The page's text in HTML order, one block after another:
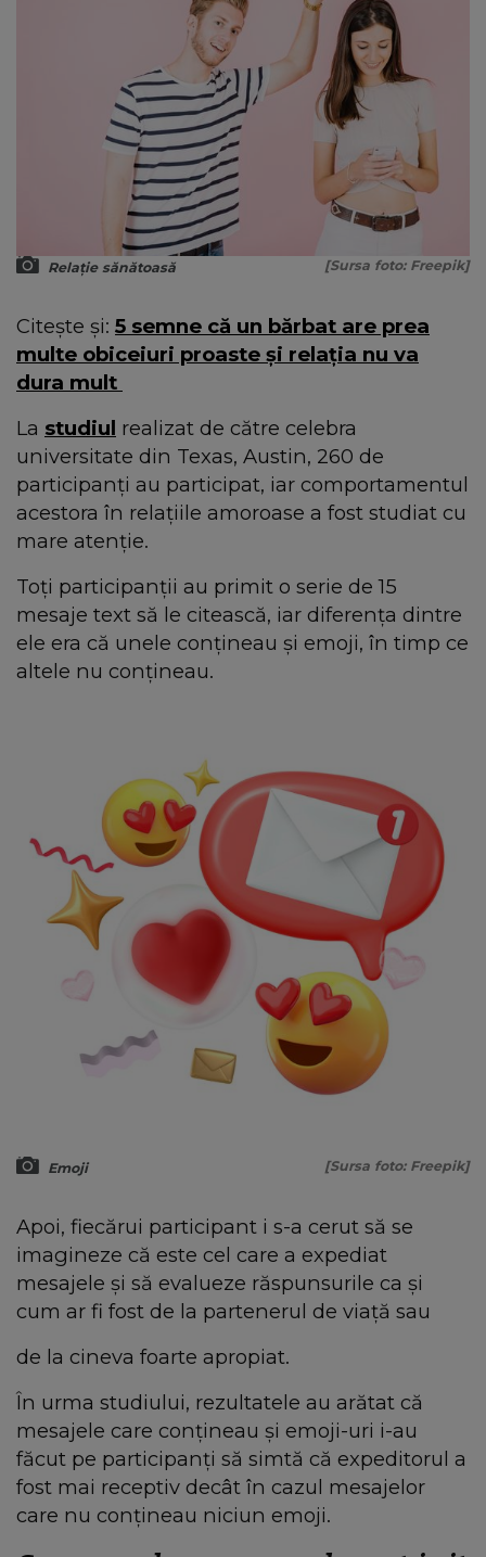
Relație sănătoasă [Sursa foto: Freepik]
Citește și: 5 semne că un bărbat are prea
multe obiceiuri proaste și relația nu va
dura mult
La studiul realizat de către celebra
universitate din Texas, Austin, 260 de
participanți au participat, iar comportamentul
acestora în relațiile amoroase a fost studiat cu
mare atenție.
Toți participanții au primit o serie de 15
mesaje text să le citească, iar diferența dintre
ele era că unele conțineau și emoji, în timp ce
altele nu conțineau.
Emoji [Sursa foto: Freepik]
Apoi, fiecărui participant i s-a cerut să se
imagineze că este cel care a expediat
mesajele și să evalueze răspunsurile ca și
cum ar fi fost de la partenerul de viață sau
de la cineva foarte apropiat.
În urma studiului, rezultatele au arătat că
mesajele care conțineau și emoji-uri i-au
făcut pe participanți să simtă că expeditorul a
fost mai receptiv decât în cazul mesajelor
care nu conțineau niciun emoji.